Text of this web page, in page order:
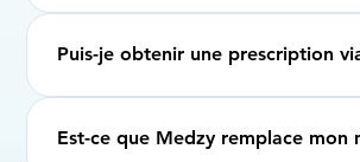
Puis-je obtenir une prescription
Est-ce que Medzy remplace mon